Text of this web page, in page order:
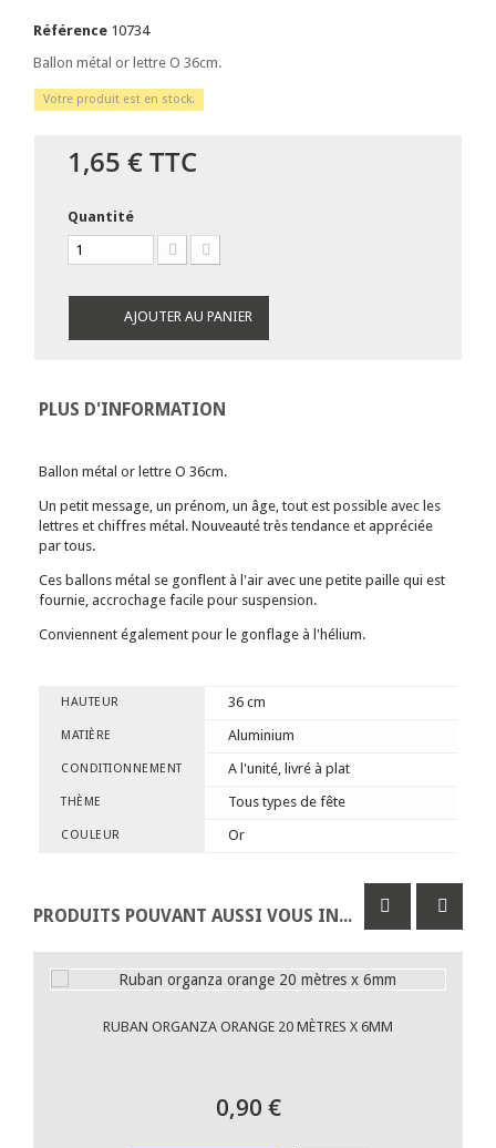
Référence 10734
Ballon métal or lettre O 36cm.
Votre produit est en stock.
1,65 €TTC
Quantité
AJOUTER AU PANIER
PLUS D'INFORMATION
Ballon métal or lettre O 36cm.
Un petit message, un prénom, un âge, tout est possible avec les
lettres et chiffres métal. Nouveauté très tendance et appréciée
par tous.
Ces ballons métal se gonflent à l'air avec une petite paille qui est
fournie, accrochage facile pour suspension.
Conviennent également pour le gonflage à l'hélium.
HAUTEUR 36 cm
MATIÈRE Aluminium
CONDITIONNEMENT A l'unité, livré à plat
THÈME Tous types de fête
COULEUR Or
PRODUITS POUVANT AUSSI VOUS INTÉRESSER
RUBAN ORGANZA ORANGE 20 MÈTRES X 6MM
0,90 €